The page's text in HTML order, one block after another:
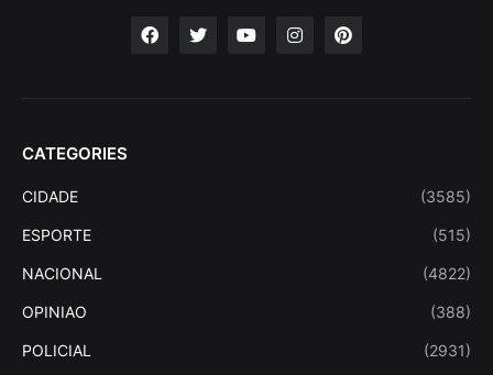
CATEGORIES
CIDADE (3585)
ESPORTE (515)
NACIONAL (4822)
OPINIAO (388)
POLICIAL (2931)